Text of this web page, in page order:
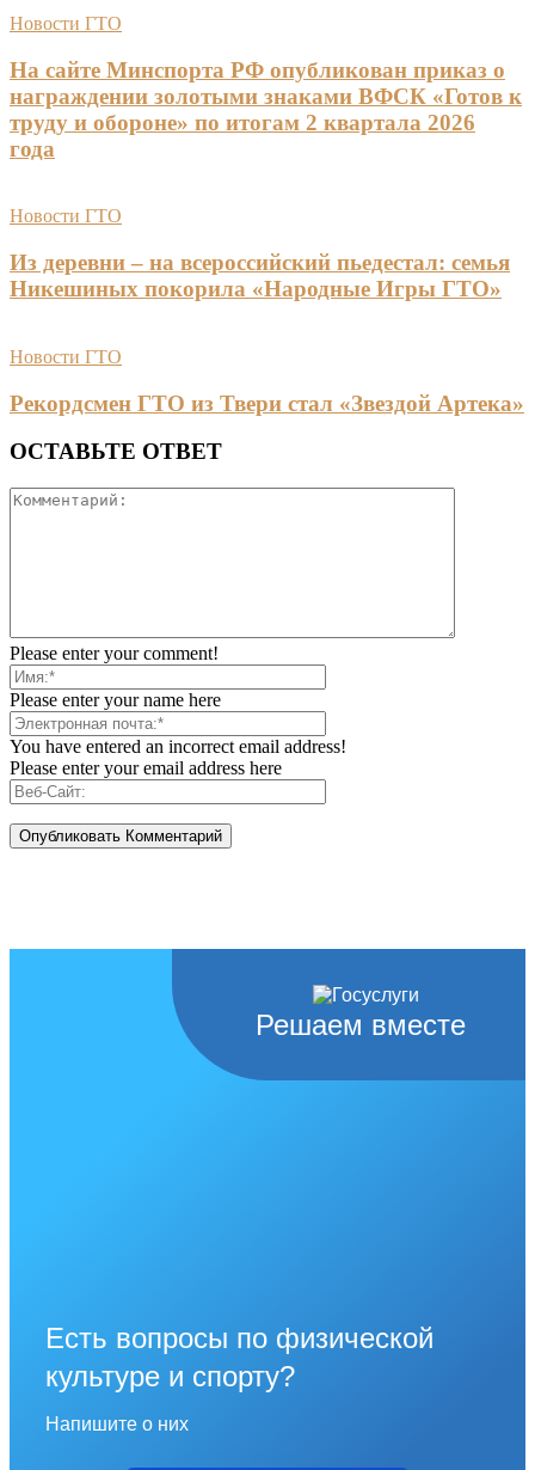
Новости ГТО
На сайте Минспорта РФ опубликован приказ о
награждении золотыми знаками ВФСК «Готов к
труду и обороне» по итогам 2 квартала 2026
года
Новости ГТО
Из деревни – на всероссийский пьедестал: семья
Никешиных покорила «Народные Игры ГТО»
Новости ГТО
Рекордсмен ГТО из Твери стал «Звездой Артека»
ОСТАВЬТЕ ОТВЕТ
Please enter your comment!
Please enter your name here
You have entered an incorrect email address!
Please enter your email address here
Решаем вместе
Есть вопросы по физической
культуре и спорту?
Напишите о них